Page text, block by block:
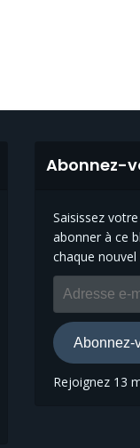
Abonnez-
Saisissez
abonner à ce
chaque
Adresse
e-
mail
Abonnez-
Rejoignez 13